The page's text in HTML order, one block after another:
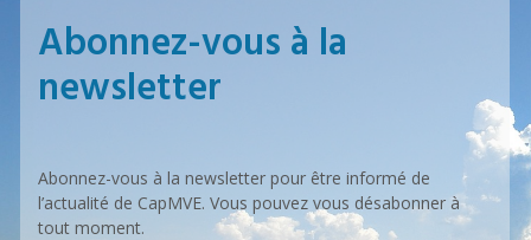
Abonnez-vous à la
newsletter
Abonnez-vous à la newsletter pour être informé de
l’actualité de CapMVE. Vous pouvez vous désabonner à
tout moment.